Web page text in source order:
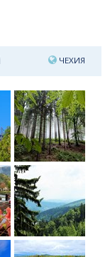
ЧЕХИЯ